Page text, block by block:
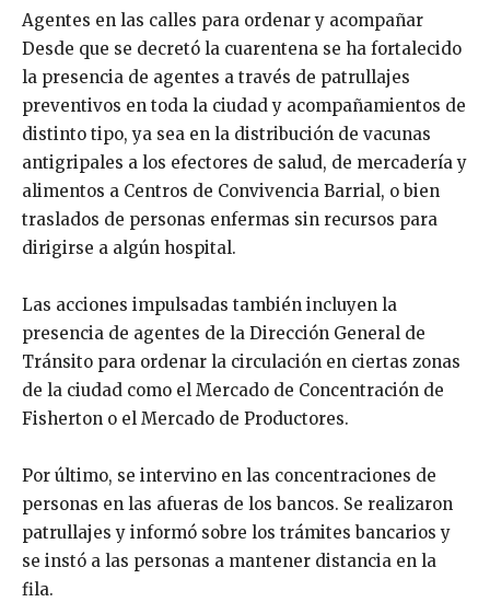
Agentes en las calles para ordenar y acompañar
Desde que se decretó la cuarentena se ha fortalecido
la presencia de agentes a través de patrullajes
preventivos en toda la ciudad y acompañamientos de
distinto tipo, ya sea en la distribución de vacunas
antigripales a los efectores de salud, de mercadería y
alimentos a Centros de Convivencia Barrial, o bien
traslados de personas enfermas sin recursos para
dirigirse a algún hospital.
Las acciones impulsadas también incluyen la
presencia de agentes de la Dirección General de
Tránsito para ordenar la circulación en ciertas zonas
de la ciudad como el Mercado de Concentración de
Fisherton o el Mercado de Productores.
Por último, se intervino en las concentraciones de
personas en las afueras de los bancos. Se realizaron
patrullajes y informó sobre los trámites bancarios y
se instó a las personas a mantener distancia en la
fila.